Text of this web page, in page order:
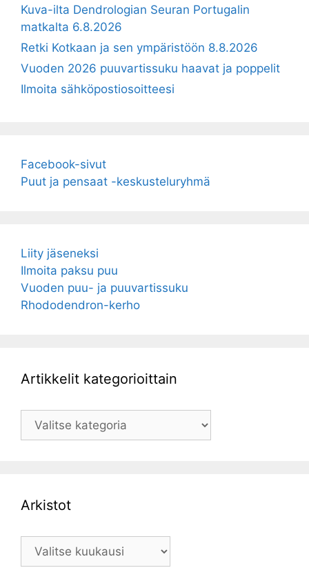
Kuva-ilta Dendrologian Seuran Portugalin
matkalta 6.8.2026
Retki Kotkaan ja sen ympäristöön 8.8.2026
Vuoden 2026 puuvartissuku haavat ja poppelit
Ilmoita sähköpostiosoitteesi
Facebook-sivut
Puut ja pensaat -keskusteluryhmä
Liity jäseneksi
Ilmoita paksu puu
Vuoden puu- ja puuvartissuku
Rhododendron-kerho
Artikkelit kategorioittain
Artikkelit
kategorioittain
Arkistot
Arkistot